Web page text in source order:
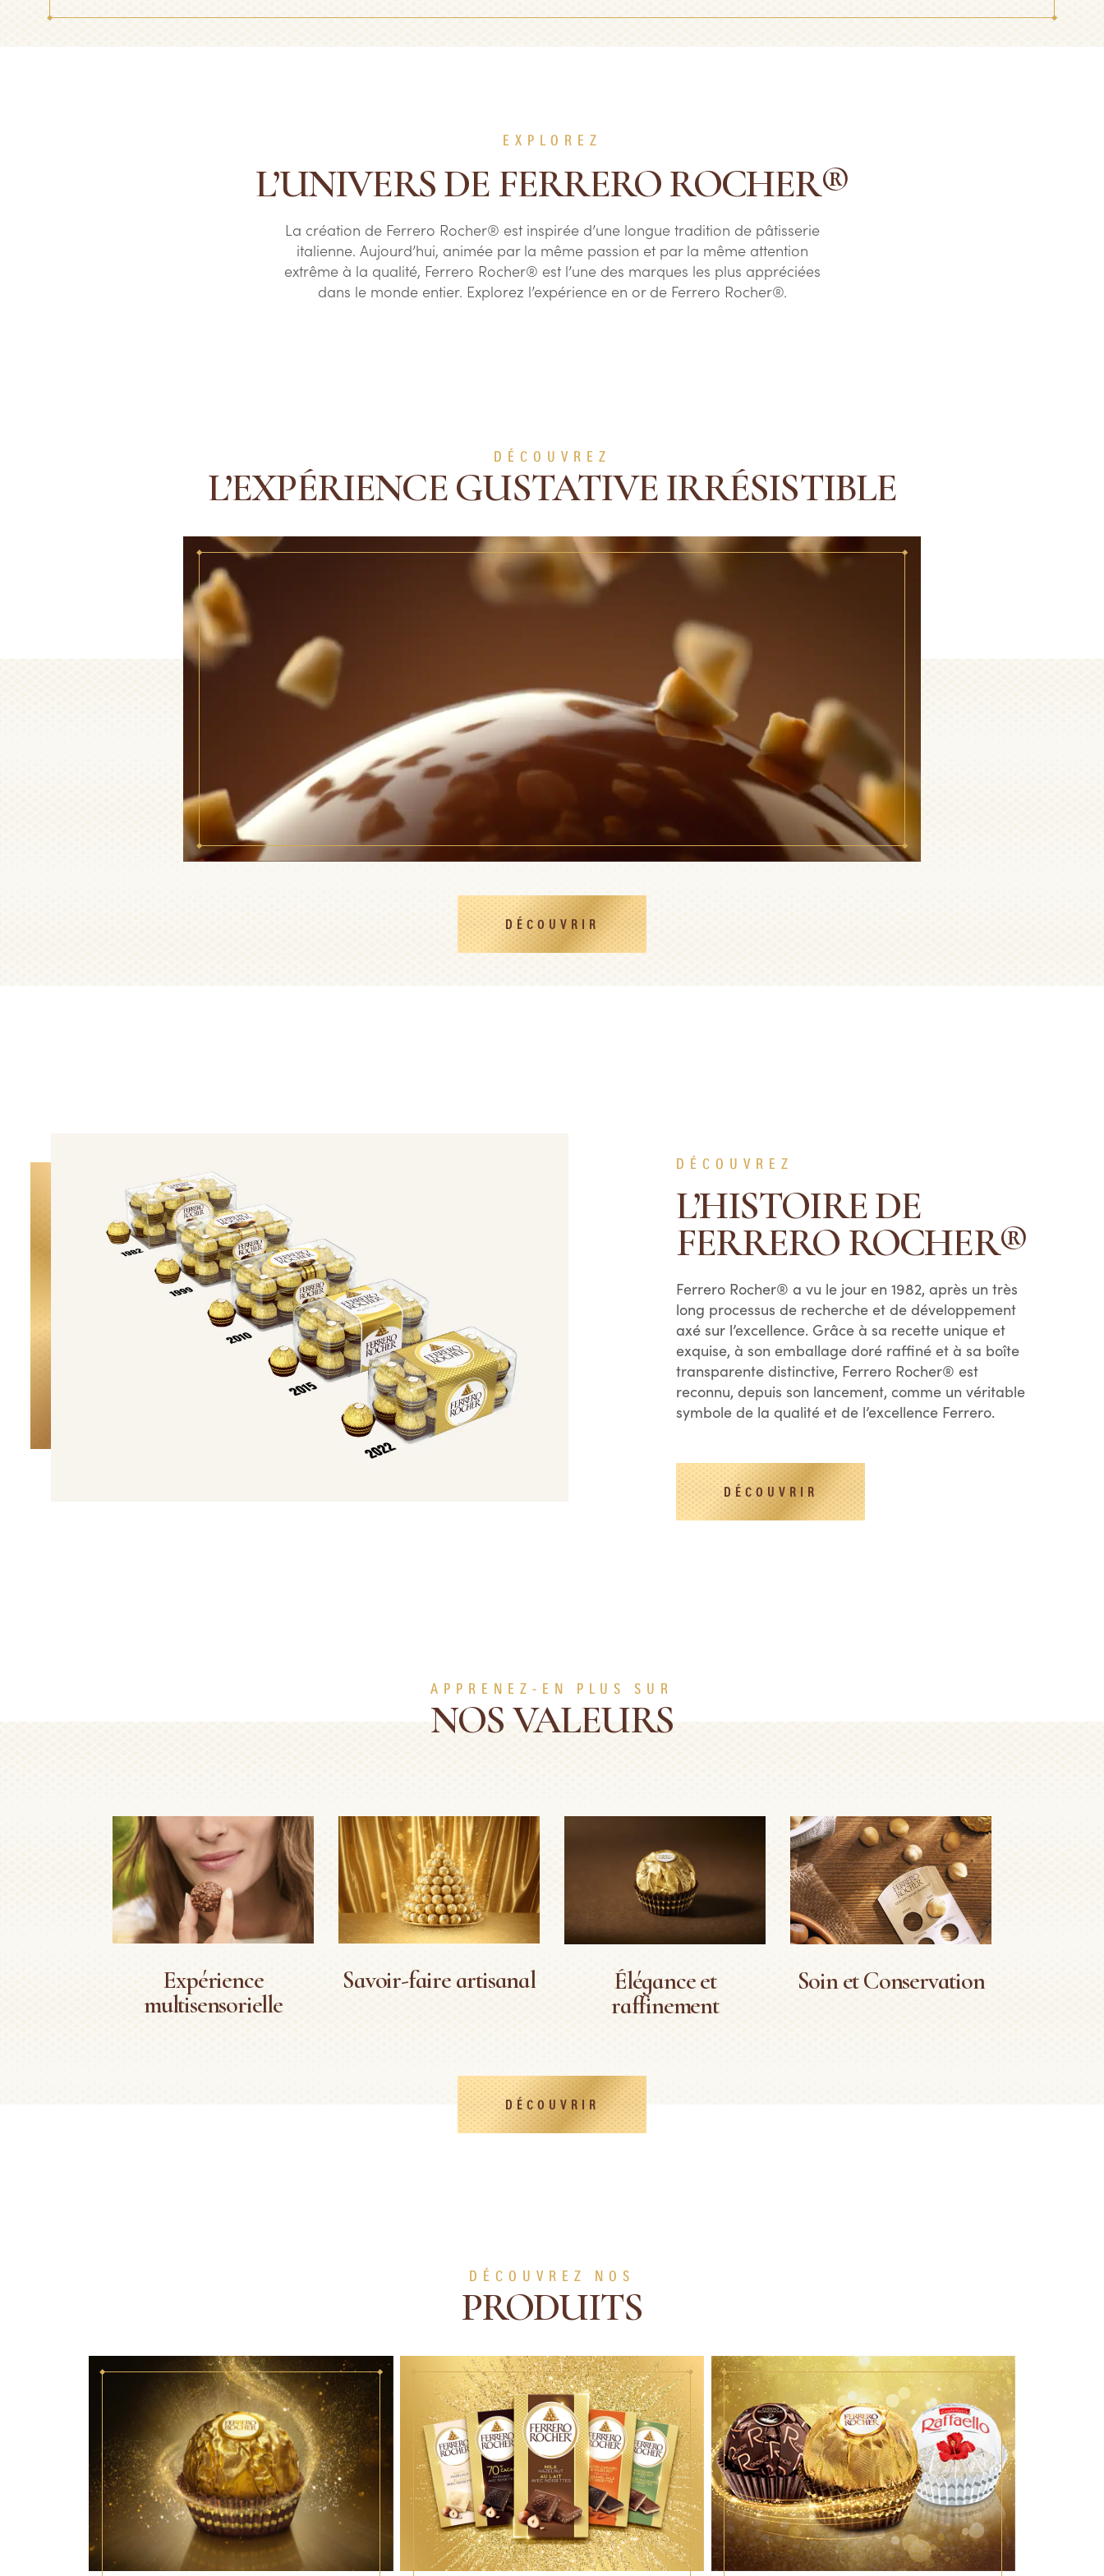
EXPLOREZ
L’UNIVERS DE FERRERO ROCHER®
La création de Ferrero Rocher® est inspirée d’une longue tradition de pâtisserie
italienne. Aujourd’hui, animée par la même passion et par la même attention
extrême à la qualité, Ferrero Rocher® est l’une des marques les plus appréciées
dans le monde entier. Explorez l’expérience en or de Ferrero Rocher®.
DÉCOUVREZ
L’EXPÉRIENCE GUSTATIVE IRRÉSISTIBLE
DÉCOUVRIR
DÉCOUVREZ
L’HISTOIRE DE
FERRERO ROCHER®
Ferrero Rocher® a vu le jour en 1982, après un très
long processus de recherche et de développement
axé sur l’excellence. Grâce à sa recette unique et
exquise, à son emballage doré raffiné et à sa boîte
transparente distinctive, Ferrero Rocher® est
reconnu, depuis son lancement, comme un véritable
symbole de la qualité et de l’excellence Ferrero.
DÉCOUVRIR
APPRENEZ-EN PLUS SUR
NOS VALEURS
Expérience
multisensorielle
Savoir-faire artisanal
Élégance et
raffinement
Soin et Conservation
DÉCOUVRIR
DÉCOUVREZ NOS
PRODUITS